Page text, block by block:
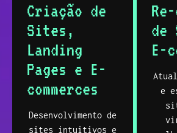
Criação de
Sites,
Landing
Pages e E-
commerces
Desenvolvimento de
sites intuitivos e
de
E-
e